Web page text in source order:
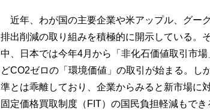
近年、わが国の主要企業や米アップル、グー
排出削減の取り組みを積極的に開示している。
中、日本では今年4月から「非化石価値取引市
どCO2ゼロの「環境価値」の取引が始まる。し
準とは乖離しており、企業からみると新市場に
固定価格買取制度（FIT）の国民負担軽減もで